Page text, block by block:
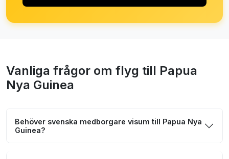
Vanliga frågor om flyg till Papua
Nya Guinea
Behöver svenska medborgare visum till Papua Nya
Guinea?